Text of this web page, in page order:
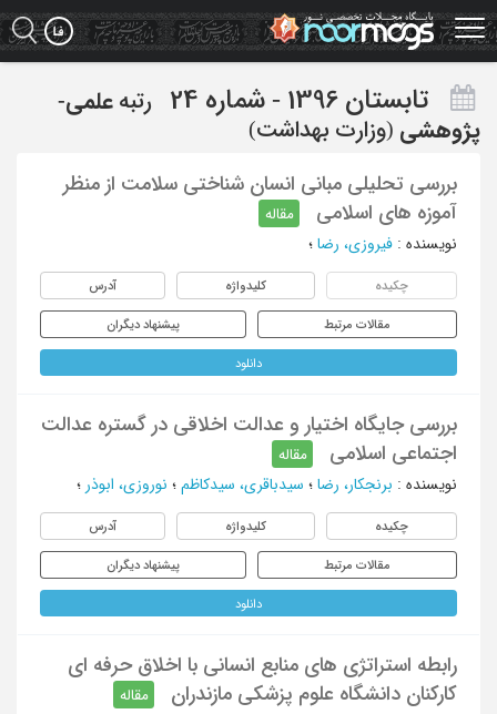
Skip
to
main
تابستان 1396 - شماره 24 رتبه علمی-
پژوهشی (وزارت بهداشت)
بررسی تحلیلی مبانی انسان شناختی سلامت از منظر
آموزه های اسلامی
مقاله
نویسنده : فیروزی، رضا ؛
چکیده کلیدواژه آدرس
مقالات مرتبط پیشنهاد دیگران
دانلود
بررسی جایگاه اختیار و عدالت اخلاقی در گستره عدالت
اجتماعی اسلامی
مقاله
نویسنده : برنجکار، رضا ؛ سیدباقری، سیدکاظم ؛ نوروزی، ابوذر ؛
چکیده کلیدواژه آدرس
مقالات مرتبط پیشنهاد دیگران
دانلود
رابطه استراتژی های منابع انسانی با اخلاق حرفه ای
کارکنان دانشگاه علوم پزشکی مازندران
مقاله